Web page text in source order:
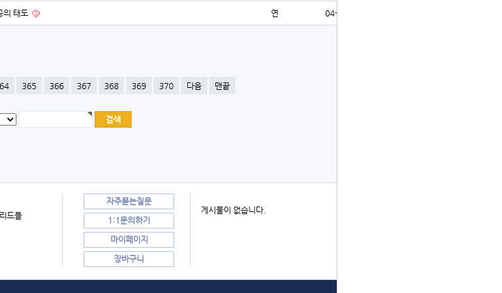
의 태도 연 04-15
365 366 367 368 369 370 다음 맨끝
드몰
자주묻는질문
1:1문의하기
마이페이지
장바구니
게시물이 없습니다.